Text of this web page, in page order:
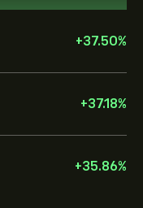
+37.50%
+37.18%
+35.86%